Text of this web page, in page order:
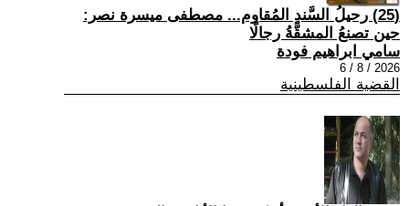
(25) رحيلُ السَّندِ المُقاوم... مصطفى ميسرة نصر:
حين تصنعُ المشقَّةُ رجالًا
سامي ابراهيم فودة
2026 / 8 / 6
القضية الفلسطينية